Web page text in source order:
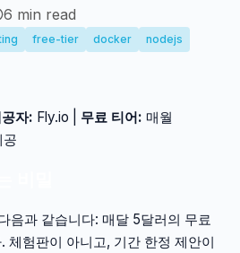
6 min read
free-tier docker
nodejs
자: Fly.io | 무료 티어: 매월
음과 같습니다: 매달 5달러의 무료
체험판이 아니고, 기간 한정 제안이